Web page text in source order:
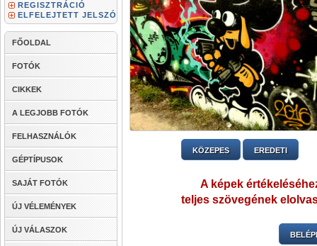
REGISZTRÁCIÓ
ELFELEJTETT JELSZÓ
FŐOLDAL
FOTÓK
CIKKEK
A LEGJOBB FOTÓK
FELHASZNÁLÓK
GÉPTÍPUSOK
SAJÁT FOTÓK
ÚJ VÉLEMÉNYEK
ÚJ VÁLASZOK
KÖZEPES EREDETI
A képek
teljes szövegének